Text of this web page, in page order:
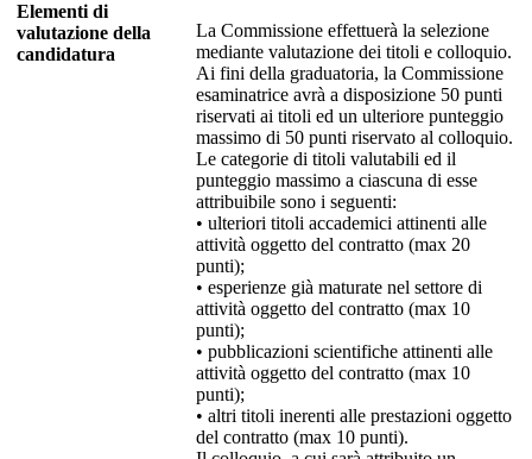
Elementi di
valutazione della
candidatura
La Commissione effettuerà la selezione
mediante valutazione dei titoli e colloquio.
Ai fini della graduatoria, la Commissione
esaminatrice avrà a disposizione 50 punti
riservati ai titoli ed un ulteriore punteggio
massimo di 50 punti riservato al colloquio.
Le categorie di titoli valutabili ed il
punteggio massimo a ciascuna di esse
attribuibile sono i seguenti:
• ulteriori titoli accademici attinenti alle
attività oggetto del contratto (max 20
punti);
• esperienze già maturate nel settore di
attività oggetto del contratto (max 10
punti);
• pubblicazioni scientifiche attinenti alle
attività oggetto del contratto (max 10
punti);
• altri titoli inerenti alle prestazioni oggetto
del contratto (max 10 punti).